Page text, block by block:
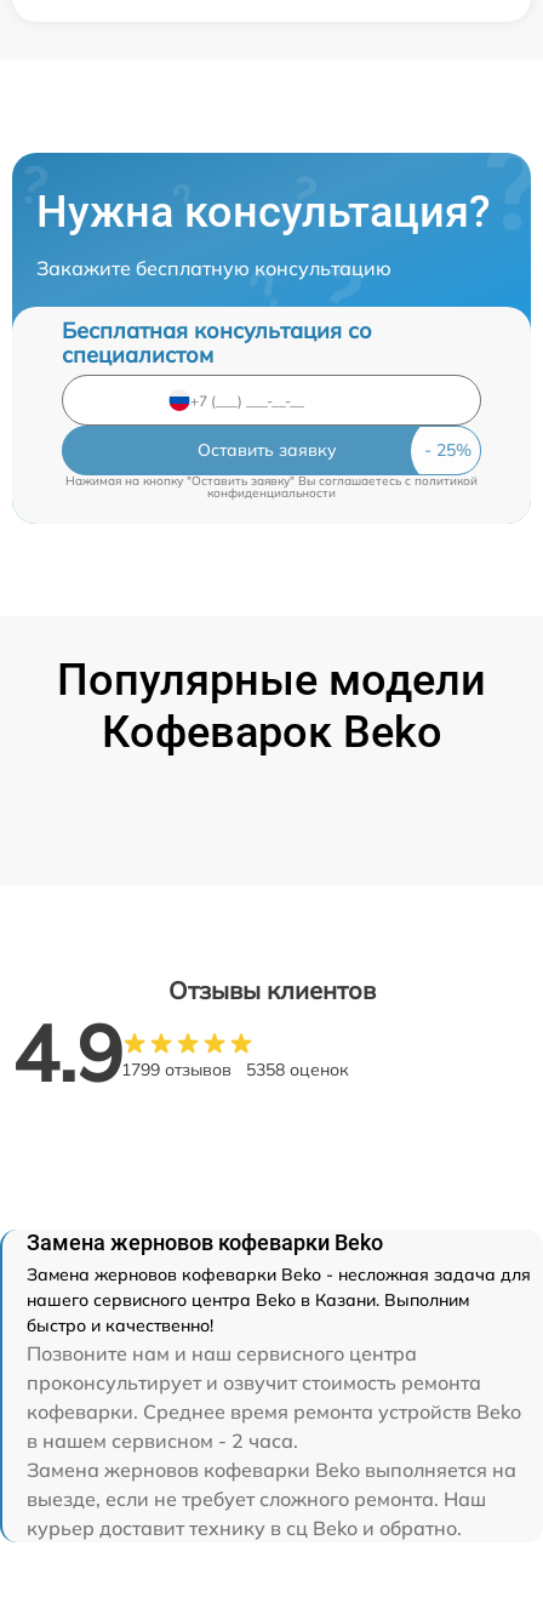
Нужна консультация?
Закажите бесплатную консультацию
Бесплатная консультация со
специалистом
Оставить заявку
Нажимая на кнопку "Оставить заявку" Вы соглашаетесь cполитикой
конфиденциальности
Популярные модели
Кофеварок Beko
Отзывы клиентов
4.91799 отзывов 5358 оценок
Замена жерновов кофеварки Beko
Замена жерновов кофеварки Beko - несложная задача для
нашего сервисного центра Beko в Казани. Выполним
быстро и качественно!
Позвоните нам и наш сервисного центра
проконсультирует и озвучит стоимость ремонта
кофеварки. Среднее время ремонта устройств Beko
в нашем сервисном - 2 часа.
Замена жерновов кофеварки Beko выполняется на
выезде, если не требует сложного ремонта. Наш
курьер доставит технику в сц Beko и обратно.